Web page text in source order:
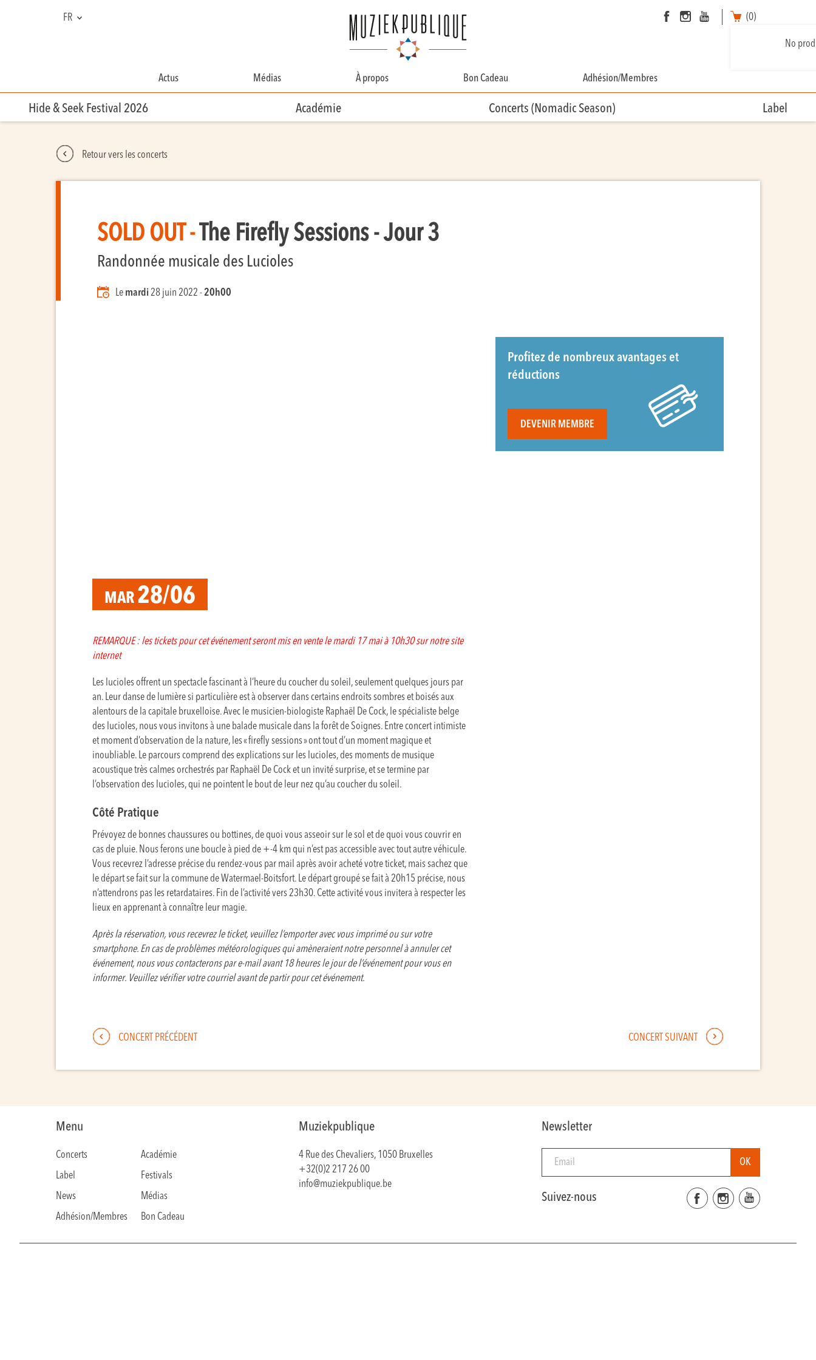
FR (0)
No
Actus Médias À propos
Contact
Bon Cadeau Adhésion/Membres
Hide & Seek Festival 2026 Académie Concerts (Nomadic Season) Label
Retour vers les concerts
SOLD OUT - The Firefly Sessions - Jour 3
Randonnée musicale des Lucioles
Le mardi 28 juin 2022 -20h00
MAR 28/06
REMARQUE : les tickets pour cet événement seront mis en vente le mardi 17 mai à 10h30 sur notre site
internet
Les lucioles offrent un spectacle fascinant à l’heure du coucher du soleil, seulement quelques jours par
an. Leur danse de lumière si particulière est à observer dans certains endroits sombres et boisés aux
alentours de la capitale bruxelloise. Avec le musicien-biologiste Raphaël De Cock, le spécialiste belge
des lucioles, nous vous invitons à une balade musicale dans la forêt de Soignes. Entre concert intimiste
et moment d’observation de la nature, les « firefly sessions » ont tout d’un moment magique et
inoubliable. Le parcours comprend des explications sur les lucioles, des moments de musique
acoustique très calmes orchestrés par Raphaël De Cock et un invité surprise, et se termine par
l’observation des lucioles, qui ne pointent le bout de leur nez qu’au coucher du soleil.
Côté Pratique
Prévoyez de bonnes chaussures ou bottines, de quoi vous asseoir sur le sol et de quoi vous couvrir en
cas de pluie. Nous ferons une boucle à pied de +-4 km qui n’est pas accessible avec tout autre véhicule.
Vous recevrez l’adresse précise du rendez-vous par mail après avoir acheté votre ticket, mais sachez que
le départ se fait sur la commune de Watermael-Boitsfort. Le départ groupé se fait à 20h15 précise, nous
n’attendrons pas les retardataires. Fin de l’activité vers 23h30. Cette activité vous invitera à respecter les
lieux en apprenant à connaître leur magie.
Après la réservation, vous recevrez le ticket, veuillez l’emporter avec vous imprimé ou sur votre
smartphone. En cas de problèmes météorologiques qui amèneraient notre personnel à annuler cet
événement, nous vous contacterons par e-mail avant 18 heures le jour de l’événement pour vous en
informer. Veuillez vérifier votre courriel avant de partir pour cet événement.
Profitez de nombreux avantages et
réductions
DEVENIR MEMBRE
CONCERT PRÉCÉDENT CONCERT SUIVANT
Menu
Concerts
Académie
Label
Festivals
News
Médias
Adhésion/Membres
Bon Cadeau
Muziekpublique
4 Rue des Chevaliers, 1050 Bruxelles
+32(0)2 217 26 00
info@muziekpublique.be
Newsletter
Suivez-nous